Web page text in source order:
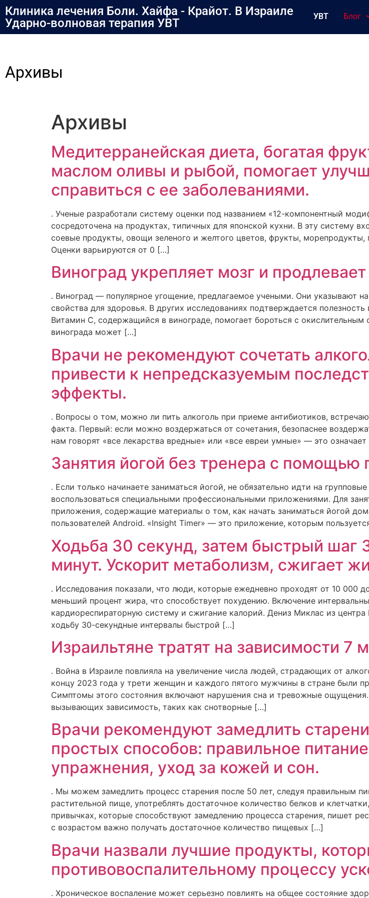
содержимому
Клиника лечения Боли. Хайфа - Крайот. В Израиле
Ударно-волновая терапия УВТ
УВТ Блог
Архивы
Архивы
Медитерранейская диета, богатая
маслом оливы и рыбой, помогает
справиться с ее заболеваниями.
. Ученые разработали систему оценки под названием «12-компонентный
сосредоточена на продуктах, типичных для японской кухни. В эту систему
соевые продукты, овощи зеленого и желтого цветов, фрукты,
Оценки варьируются от 0 […]
Виноград укрепляет мозг и
. Виноград — популярное угощение, предлагаемое учеными. Они указывают
свойства для здоровья. В других исследованиях подтверждается
Витамин С, содержащийся в винограде, помогает бороться с
винограда может […]
Врачи не рекомендуют сочетать
привести к непредсказуемым
эффекты.
. Вопросы о том, можно ли пить алкоголь при приеме антибиотиков,
факта. Первый: если можно воздержаться от сочетания, безопаснее
нам говорят «все лекарства вредные» или «все евреи умные» — это
Занятия йогой без тренера с
. Если только начинаете заниматься йогой, не обязательно идти на
воспользоваться специальными профессиональными приложениями. Для
приложения, содержащие материалы о том, как начать заниматься йогой
пользователей Android. «Insight Timer» — это приложение, которым
Ходьба 30 секунд, затем быстрый шаг
минут. Ускорит метаболизм, сжигает
. Исследования показали, что люди, которые ежедневно проходят от 10 000
меньший процент жира, что способствует похудению. Включение
кардиореспираторную систему и сжигание калорий. Дениз Миклас из
ходьбу 30-секундные интервалы быстрой […]
Израильтяне тратят на зависимости 7
. Война в Израиле повлияла на увеличение числа людей, страдающих от
концу 2023 года у трети женщин и каждого пятого мужчины в стране были
Симптомы этого состояния включают нарушения сна и тревожные
вызывающих зависимость, таких как снотворные […]
Врачи рекомендуют замедлить
простых способов: правильное
упражнения, уход за кожей и сон.
. Мы можем замедлить процесс старения после 50 лет, следуя правильным
растительной пище, употреблять достаточное количество белков и
привычках, которые способствуют замедлению процесса старения, пишет
с возрастом важно получать достаточное количество пищевых […]
Врачи назвали лучшие продукты,
противовоспалительному процессу
. Хроническое воспаление может серьезно повлиять на общее состояние